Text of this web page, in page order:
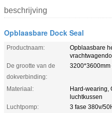
beschrijving
Opblaasbare Dock Seal
Productnaam:
Opblaasbare
De grootte van de
dokverbinding:
3200*3600mm
Materiaal:
Hard-wearing,
luchtkussen
Luchtpomp:
3 fase 380v/